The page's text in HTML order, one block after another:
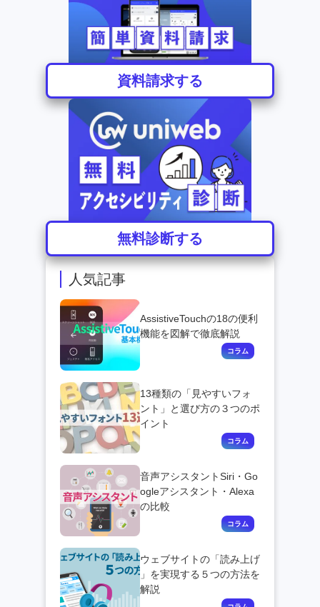
人気記事
AssistiveTouchの18の便利
機能を図解で徹底解説
13種類の「見やすいフォ
ント」と選び方の３つのポ
イント
音声アシスタントSiri・Go
ogleアシスタント・Alexa
の比較
ウェブサイトの「読み上げ
」を実現する５つの方法を
解説
資料請求する
無料診断する